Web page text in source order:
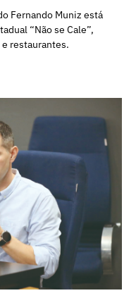
Fernando Muniz está
“Não se Cale”,
restaurantes.